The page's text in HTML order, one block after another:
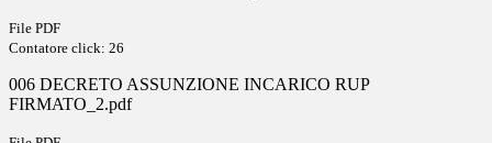
File PDF
Contatore click: 26
006 DECRETO ASSUNZIONE INCARICO RUP
FIRMATO_2.pdf